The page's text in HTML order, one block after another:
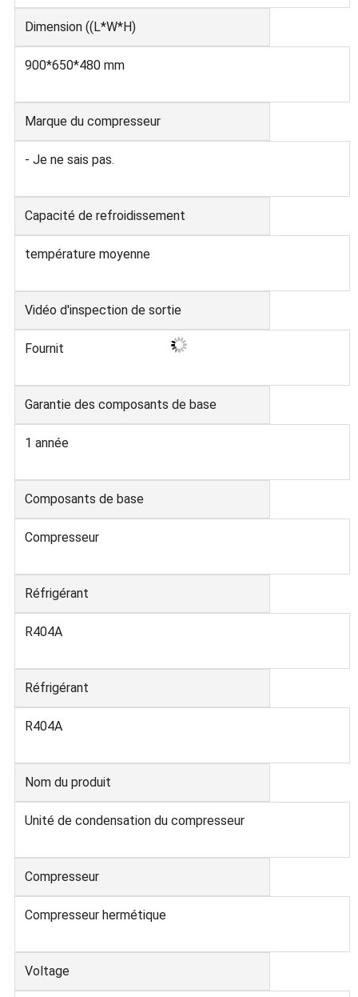
Dimension ((L*W*H)
900*650*480 mm
Marque du compresseur
- Je ne sais pas.
Capacité de refroidissement
température moyenne
Vidéo d'inspection de sortie
Fournit
Garantie des composants de base
1 année
Composants de base
Compresseur
Réfrigérant
R404A
Réfrigérant
R404A
Nom du produit
Unité de condensation du compresseur
Compresseur
Compresseur hermétique
Voltage